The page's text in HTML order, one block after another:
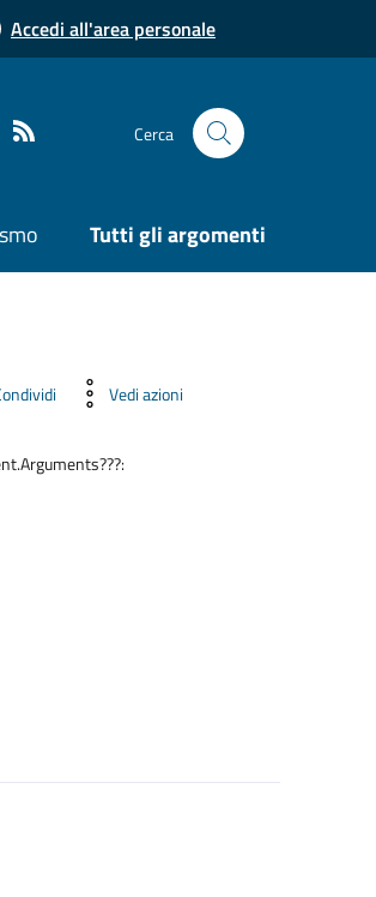
Accedi all'area personale
Cerca
Tutti gli argomenti
Vedi azioni